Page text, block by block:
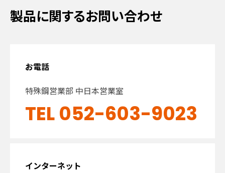
製品に関するお問い合わせ
お電話
特殊鋼営業部 中日本営業室
TEL 052-603-9023
インターネット